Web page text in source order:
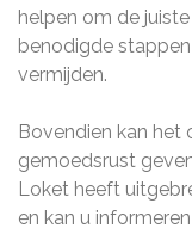
helpen om de
benodigde
vermijden.
Bovendien kan het
gemoedsrust
Loket heeft
en kan u